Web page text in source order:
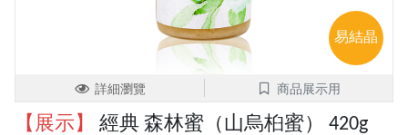
易結晶
詳細瀏覽 商品展示用
【展示】 經典 森林蜜（山烏桕蜜） 420g